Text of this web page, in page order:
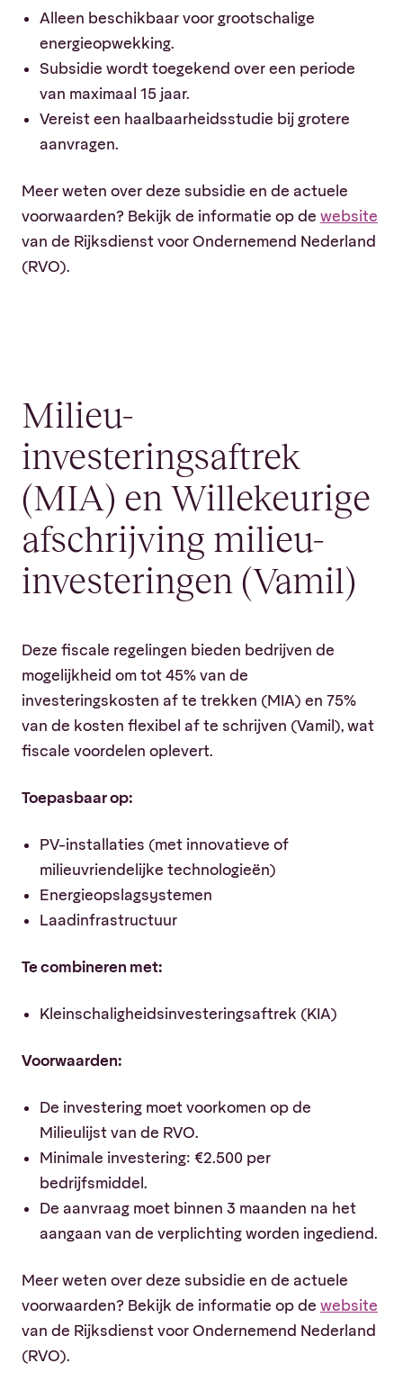
Alleen beschikbaar voor grootschalige
energieopwekking.
Subsidie wordt toegekend over een periode
van maximaal 15 jaar.
Vereist een haalbaarheidsstudie bij grotere
aanvragen.
Meer weten over deze subsidie en de actuele
voorwaarden? Bekijk de informatie op de website
van de Rijksdienst voor Ondernemend Nederland
(RVO).
Milieu-
investeringsaftrek
(MIA) en Willekeurige
afschrijving milieu-
investeringen (Vamil)
Deze fiscale regelingen bieden bedrijven de
mogelijkheid om tot 45% van de
investeringskosten af te trekken (MIA) en 75%
van de kosten flexibel af te schrijven (Vamil), wat
fiscale voordelen oplevert.
Toepasbaar op:
PV-installaties (met innovatieve of
milieuvriendelijke technologieën)
Energieopslagsystemen
Laadinfrastructuur
Te combineren met:
Kleinschaligheidsinvesteringsaftrek (KIA)
Voorwaarden:
De investering moet voorkomen op de
Milieulijst van de RVO.
Minimale investering: €2.500 per
bedrijfsmiddel.
De aanvraag moet binnen 3 maanden na het
aangaan van de verplichting worden ingediend.
Meer weten over deze subsidie en de actuele
voorwaarden? Bekijk de informatie op de website
van de Rijksdienst voor Ondernemend Nederland
(RVO).